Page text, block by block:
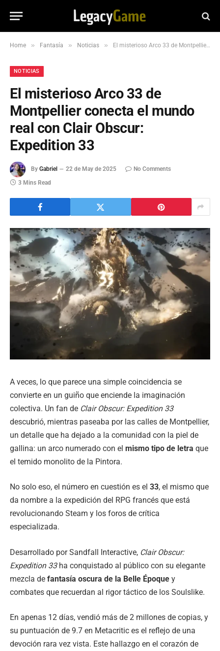
Home » Fantasía » Noticias » El misterioso Arco 33 de Montpellier conecta el mundo real con Clair Obscur: Expedition 33
NOTICIAS
El misterioso Arco 33 de
Montpellier conecta el mundo
real con Clair Obscur:
Expedition 33
By Gabriel 22 de May de 2025
No Comments
3 Mins Read
A veces, lo que parece una simple coincidencia se
convierte en un guiño que enciende la imaginación
colectiva. Un fan de Clair Obscur: Expedition 33
descubrió, mientras paseaba por las calles de Montpellier,
un detalle que ha dejado a la comunidad con la piel de
gallina: un arco numerado con el mismo tipo de letra que
el temido monolito de la Pintora.
No solo eso, el número en cuestión es el 33, el mismo que
da nombre a la expedición del RPG francés que está
revolucionando Steam y los foros de crítica
especializada.
Desarrollado por Sandfall Interactive, Clair Obscur:
Expedition 33ha conquistado al público con su elegante
mezcla de fantasía oscura de la Belle Époque y
combates que recuerdan al rigor táctico de los Soulslike.
En apenas 12 días, vendió más de 2 millones de copias, y
su puntuación de 9.7 en Metacritic es el reflejo de una
devoción rara vez vista. Este hallazgo en el corazón de